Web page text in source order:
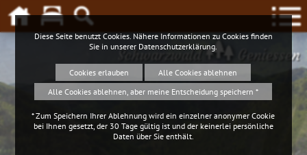
Schwarzwald Geniessen
Diese Seite benutzt Cookies. Nähere Informationen zu Cookies finden
Sie in unserer Datenschutzerklärung
Cookies erlauben
Alle Cookies ablehnen
Alle Cookies ablehnen, aber meine Entscheidung speichern *
* Zum Speichern Ihrer Ablehnung wird ein einzelner anonymer Cookie
bei Ihnen gesetzt, der 30 Tage gültig ist und der keinerlei persönliche
Daten über Sie enthält.